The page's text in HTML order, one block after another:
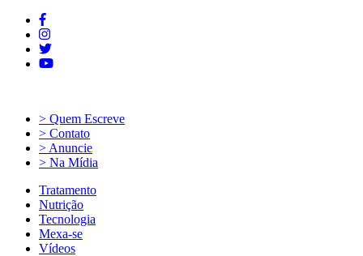
> Quem Escreve
> Contato
> Anuncie
> Na Mídia
Tratamento
Nutrição
Tecnologia
Mexa-se
Vídeos